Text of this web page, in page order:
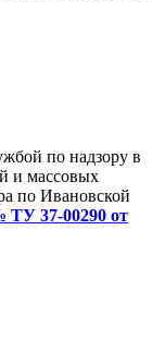
по надзору в
и массовых
по Ивановской
37-00290 от